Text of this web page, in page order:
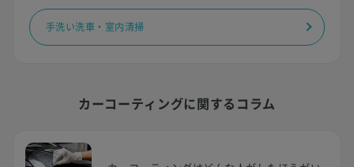
手洗い洗車・室内清掃
カーコーティングに関するコラム